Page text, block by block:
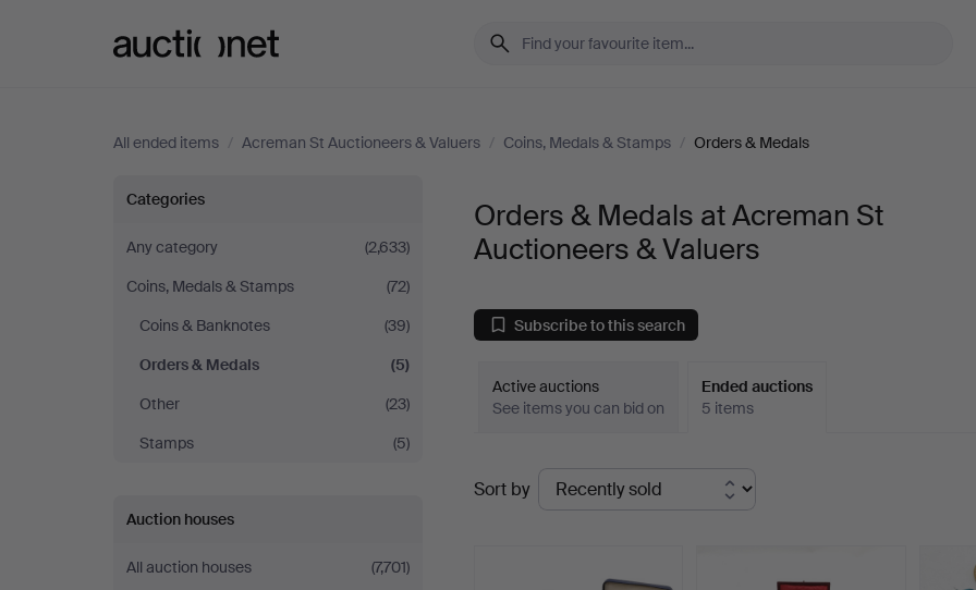
All ended items / Acreman St Auctioneers & Valuers / Coins, Medals & Stamps / Orders & Medals
Orders
&
Medals
at
Acreman
St
Auctioneers
&
Categories
Any category
(2,633)
Coins, Medals & Stamps
(72)
Coins & Banknotes
(39)
Orders & Medals
(5)
Other
(23)
Stamps
(5)
Auction houses
All auction houses
(7,701)
Orders & Medals at Acreman St
Auctioneers & Valuers
Subscribe to this search
Active auctions
See items you can bid on
Ended auctions
5 items
Ended
auctions
Sort by